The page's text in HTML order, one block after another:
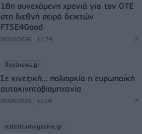
18η συνεχόμενη χρονιά για τον ΟΤΕ
στη διεθνή σειρά δεικτών
FTSE4Good
06/08/2026 - 11:39
fleetnews.gr
Σε κινεζική… πολιορκία η ευρωπαϊκή
αυτοκινητοβιομηχανία
06/08/2026 - 05:00
esteticamagazine.gr